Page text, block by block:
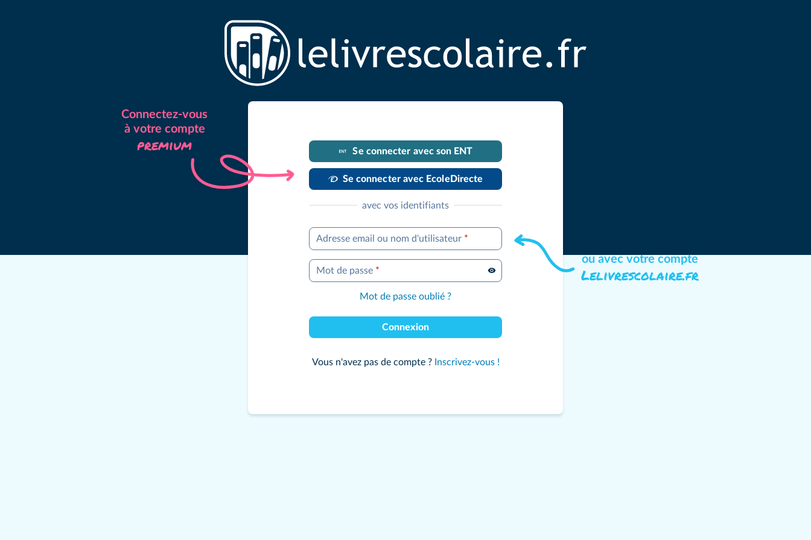
ou avec votre compte
Lelivrescolaire.fr
Connectez-vous
à votre compte
premium Se connecter avec son ENT
Se connecter avec EcoleDirecte
avec vos identifiants
Adresse email ou nom d'utilisateur *
Mot de passe *
Mot de passe oublié ?
Connexion
Vous n'avez pas de compte ? Inscrivez-vous !